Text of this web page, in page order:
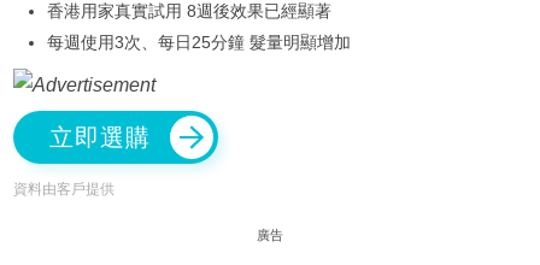
香港用家真實試用 8週後效果已經顯著
每週使用3次、每日25分鐘 髮量明顯增加
立即選購
資料由客戶提供
廣告